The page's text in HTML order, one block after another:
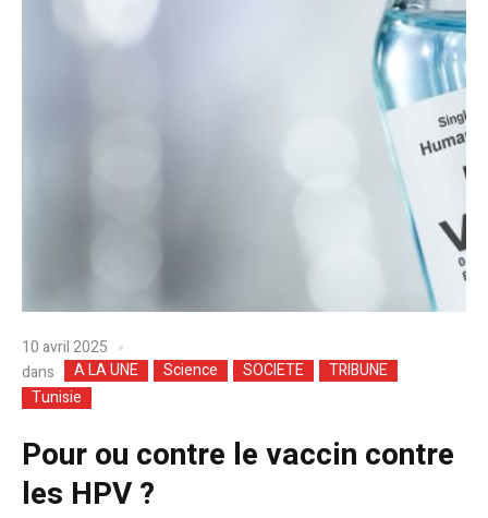
10 avril 2025
dans
A LA UNE Science SOCIETE
TRIBUNE
Tunisie
Pour ou contre le vaccin contre
les HPV ?